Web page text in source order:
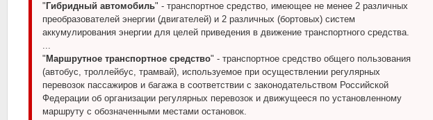
" Гибридный автомобиль" - транспортное средство, имеющее не менее 2 различных
преобразователей энергии (двигателей) и 2 различных (бортовых) систем
аккумулирования энергии для целей приведения в движение транспортного средства.
...
" Маршрутное транспортное средство" - транспортное средство общего пользования
(автобус, троллейбус, трамвай), используемое при осуществлении регулярных
перевозок пассажиров и багажа в соответствии с законодательством Российской
Федерации об организации регулярных перевозок и движущееся по установленному
маршруту с обозначенными местами остановок.